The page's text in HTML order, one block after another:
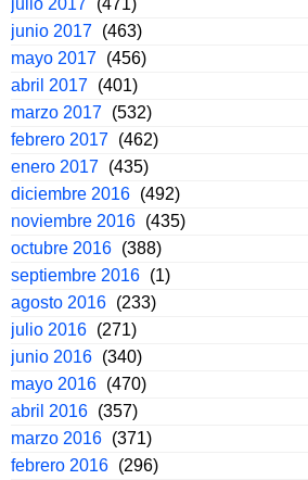
julio 2017 (471)
junio 2017 (463)
mayo 2017 (456)
abril 2017 (401)
marzo 2017 (532)
febrero 2017 (462)
enero 2017 (435)
diciembre 2016 (492)
noviembre 2016 (435)
octubre 2016 (388)
septiembre 2016 (1)
agosto 2016 (233)
julio 2016 (271)
junio 2016 (340)
mayo 2016 (470)
abril 2016 (357)
marzo 2016 (371)
febrero 2016 (296)